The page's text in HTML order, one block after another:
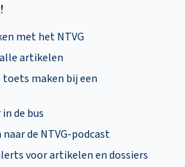
met het NTVG
artikelen
toets maken bij een
de bus
de NTVG-podcast
voor artikelen en dossiers